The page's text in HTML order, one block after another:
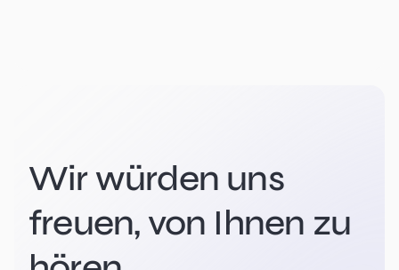
Wir würden uns
freuen, von Ihnen zu